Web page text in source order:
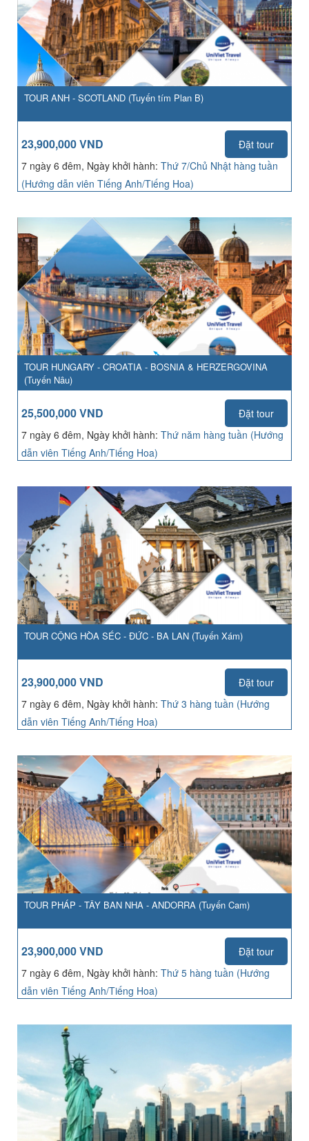
TOUR ANH - SCOTLAND (Tuyến tím Plan B)
23,900,000 VND
Đặt tour
7 ngày 6 đêm, Ngày khởi hành: Thứ 7/Chủ Nhật hàng tuần
(Hướng dẫn viên Tiếng Anh/Tiếng Hoa)
TOUR HUNGARY - CROATIA - BOSNIA & HERZERGOVINA
(Tuyến Nâu)
25,500,000 VND
Đặt tour
7 ngày 6 đêm, Ngày khởi hành: Thứ năm hàng tuần (Hướng
dẫn viên Tiếng Anh/Tiếng Hoa)
TOUR CỘNG HÒA SÉC - ĐỨC - BA LAN (Tuyến Xám)
23,900,000 VND
Đặt tour
7 ngày 6 đêm, Ngày khởi hành: Thứ 3 hàng tuần (Hướng
dẫn viên Tiếng Anh/Tiếng Hoa)
TOUR PHÁP - TÂY BAN NHA - ANDORRA (Tuyến Cam)
23,900,000 VND
Đặt tour
7 ngày 6 đêm, Ngày khởi hành: Thứ 5 hàng tuần (Hướng
dẫn viên Tiếng Anh/Tiếng Hoa)